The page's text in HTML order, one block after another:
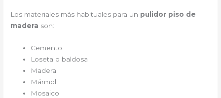
Los materiales más habituales para un pulidor piso de
madera son:
Cemento.
Loseta o baldosa
Madera
Mármol
Mosaico